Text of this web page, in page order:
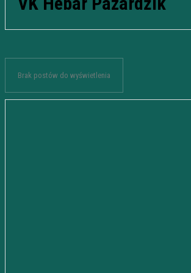
Brak postów do wyświetlenia